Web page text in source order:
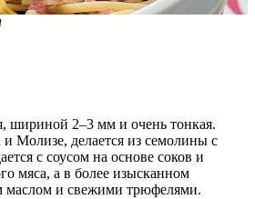
шириной 2–3 мм и очень тонкая.
Молизе, делается из семолины с
с соусом на основе соков и
мяса, а в более изысканном
маслом и свежими трюфелями.